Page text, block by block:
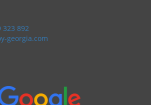
323 892
georgia.com